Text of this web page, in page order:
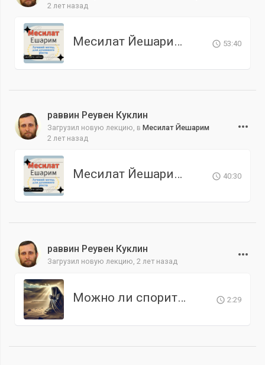
2 лет назад
Месилат Йешарим. Урок 7 53:40
раввин Реувен Куклин
Загрузил новую лекцию, в Месилат Йешарим
2 лет назад
Месилат Йешарим. Урок 6 40:30
раввин Реувен Куклин
Загрузил новую лекцию, 2 лет назад
Можно ли спорить со Всевышним? 2:29